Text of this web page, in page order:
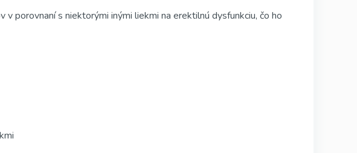
porovnaní s niektorými inými liekmi na erektilnú dysfunkciu, čo ho